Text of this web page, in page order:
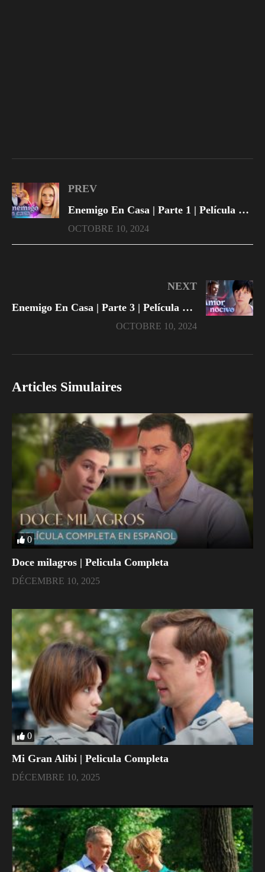
PREV
Enemigo En Casa | Parte 1 | Película completa en español latino
OCTOBRE 10, 2024
NEXT
Enemigo En Casa | Parte 3 | Película completa en español latino
OCTOBRE 10, 2024
Articles Simulaires
0
Doce milagros | Pelicula Completa
DÉCEMBRE 10, 2025
0
Mi Gran Alibi | Pelicula Completa
DÉCEMBRE 10, 2025